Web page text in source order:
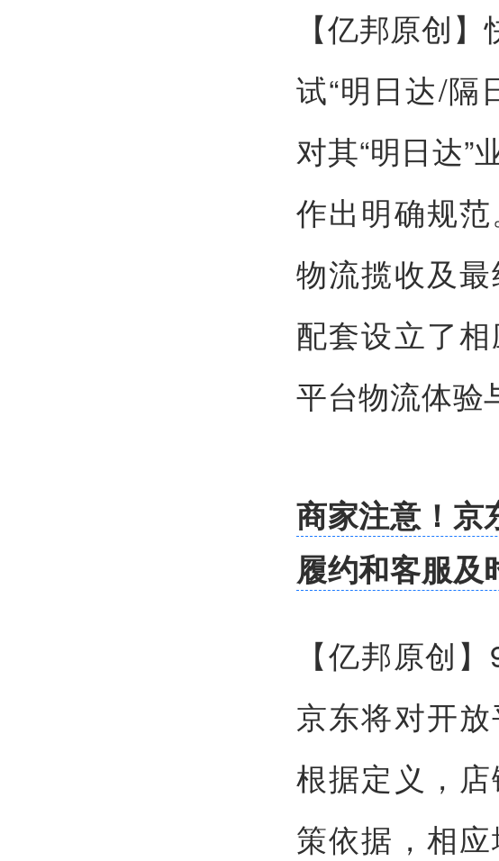
【亿邦原创
试“明日达/隔
对其“明日达”
作出明确规范
物流揽收及
配套设立了
平台物流体验
商家注意！京
履约和客服及
【亿邦原创
京东将对开放
根据定义，
策依据，相